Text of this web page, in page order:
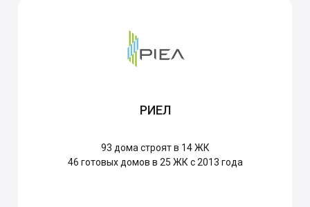
РИЕЛ
93 дома строят в 14 ЖК
46 готовых домов в 25 ЖК с 2013 года